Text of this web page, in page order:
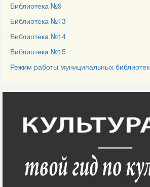
Библиотека №9
Библиотека №13
Библиотека №14
Библиотека №15
Режим работы муниципальных библиотек